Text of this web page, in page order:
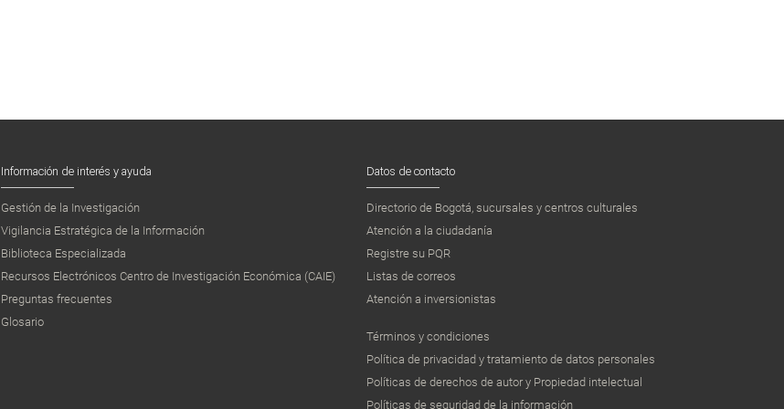
Información de interés y ayuda
Gestión de la Investigación
Vigilancia Estratégica de la Información
Biblioteca Especializada
Recursos Electrónicos Centro de Investigación Económica (CAIE)
Preguntas frecuentes
Glosario
Datos de contacto
Directorio de Bogotá, sucursales y centros culturales
Atención a la ciudadanía
Registre su PQR
Listas de correos
Atención a inversionistas
Términos y condiciones
Política de privacidad y tratamiento de datos personales
Políticas de derechos de autor y Propiedad intelectual
Políticas de seguridad de la información